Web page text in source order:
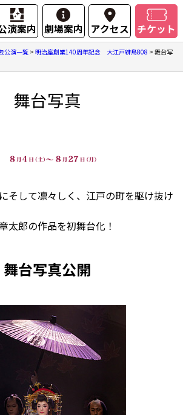
演案内 劇場案内 アクセス チケット
公演一覧 > 明治座創業140周年記念 大江戸緋鳥808 > 舞台写
舞台写真
そして凛々しく、江戸の町を駆け抜け
太郎の作品を初舞台化！
舞台写真公開